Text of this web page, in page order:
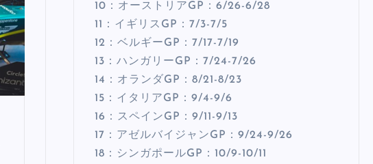
10：オーストリアGP：6/26-6/28
11：イギリスGP：7/3-7/5
12：ベルギーGP：7/17-7/19
13：ハンガリーGP：7/24-7/26
14：オランダGP：8/21-8/23
15：イタリアGP：9/4-9/6
16：スペインGP：9/11-9/13
17：アゼルバイジャンGP：9/24-9/26
18：シンガポールGP：10/9-10/11